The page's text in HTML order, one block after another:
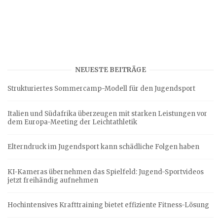
NEUESTE BEITRÄGE
Strukturiertes Sommercamp-Modell für den Jugendsport
Italien und Südafrika überzeugen mit starken Leistungen vor
dem Europa-Meeting der Leichtathletik
Elterndruck im Jugendsport kann schädliche Folgen haben
KI-Kameras übernehmen das Spielfeld: Jugend-Sportvideos
jetzt freihändig aufnehmen
Hochintensives Krafttraining bietet effiziente Fitness-Lösung